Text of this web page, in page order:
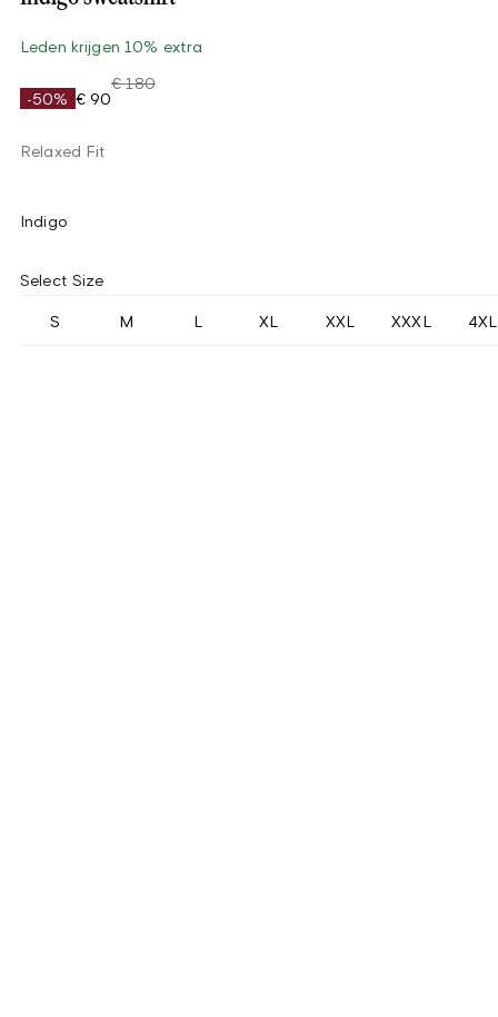
Leden krijgen 10% extra
-50% € 90
€ 180
Relaxed Fit
Indigo
Select Size
S M L XL XXL XXXL 4XL